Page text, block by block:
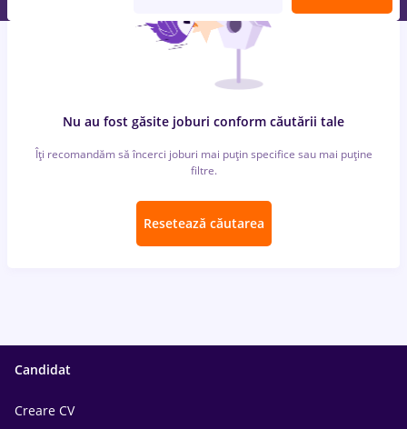
Nu au fost găsite joburi conform căutării tale
Îți recomandăm să încerci joburi mai puțin specifice sau mai puține
filtre.
Resetează căutarea
Candidat
Creare CV